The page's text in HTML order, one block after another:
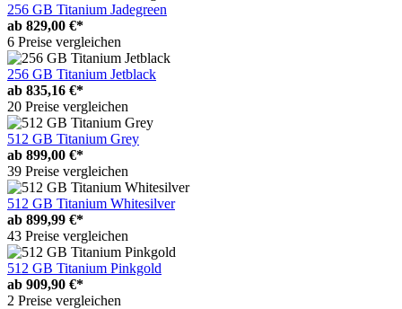
256 GB Titanium Jadegreen
ab 829,00 €*
6 Preise vergleichen
256 GB Titanium Jetblack
ab 835,16 €*
20 Preise vergleichen
512 GB Titanium Grey
ab 899,00 €*
39 Preise vergleichen
512 GB Titanium Whitesilver
ab 899,99 €*
43 Preise vergleichen
512 GB Titanium Pinkgold
ab 909,90 €*
2 Preise vergleichen